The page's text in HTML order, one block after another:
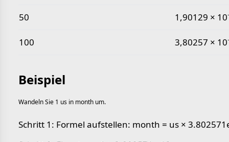
50 1,90129 ×
100 3,80257 ×
Beispiel
Wandeln Sie 1 us in month um.
Schritt 1: Formel aufstellen: month = us ×